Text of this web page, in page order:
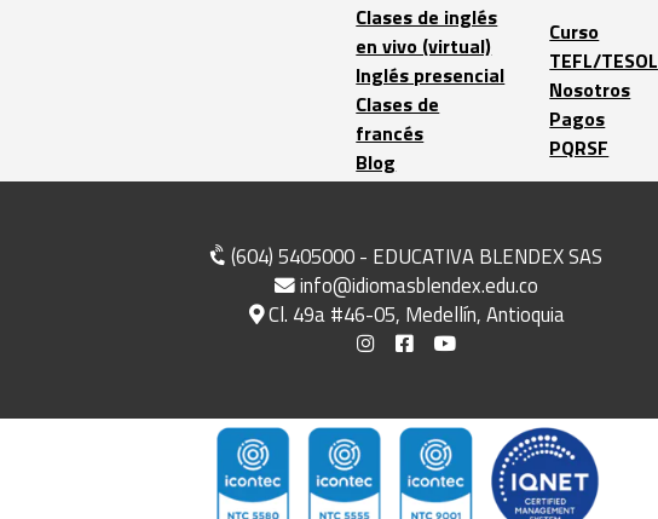
Clases de inglés
en vivo (virtual)
Inglés presencial
Clases de
francés
Blog
Curso
TEFL/TESOL
Nosotros
Pagos
PQRSF
(604) 5405000 - EDUCATIVA BLENDEX SAS
info@idiomasblendex.edu.co
Cl. 49a #46-05, Medellín, Antioquia